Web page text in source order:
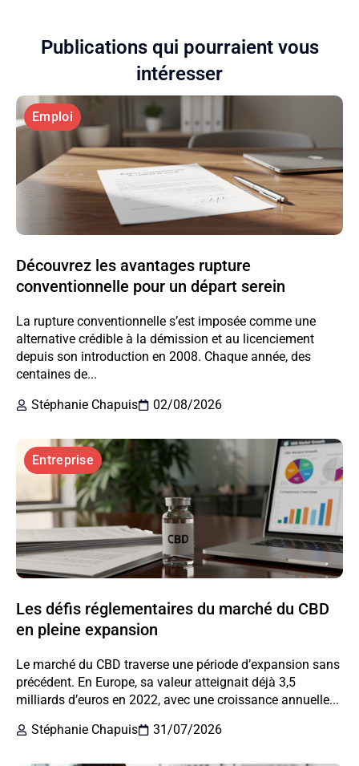
Publications qui pourraient vous
intéresser
Emploi
Découvrez les avantages rupture
conventionnelle pour un départ serein
La rupture conventionnelle s’est imposée comme une
alternative crédible à la démission et au licenciement
depuis son introduction en 2008. Chaque année, des
centaines de...
Stéphanie Chapuis
02/08/2026
Entreprise
Les défis réglementaires du marché du CBD
en pleine expansion
Le marché du CBD traverse une période d’expansion sans
précédent. En Europe, sa valeur atteignait déjà 3,5
milliards d’euros en 2022, avec une croissance annuelle...
Stéphanie Chapuis
31/07/2026